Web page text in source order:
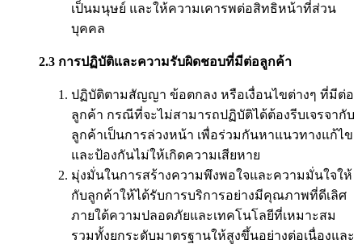
เป็นมนุษย์ และให้ความเคารพต่อสิทธิหน้าที่ส่วน
บุคคล
2.3 การปฏิบัติและความรับผิดชอบที่มีต่อลูกค้า
ปฏิบัติตามสัญญา ข้อตกลง หรือเงื่อนไขต่างๆ ที่มีต่อ
ลูกค้า กรณีที่จะไม่สามารถปฏิบัติได้ต้องรีบเจรจากับ
ลูกค้าเป็นการล่วงหน้า เพื่อร่วมกันหาแนวทางแก้ไข
และป้องกันไม่ให้เกิดความเสียหาย
มุ่งมั่นในการสร้างความพึงพอใจและความมั่นใจให้
กับลูกค้าให้ได้รับการบริการอย่างมีคุณภาพที่ดีเลิศ
ภายใต้ความปลอดภัยและเทคโนโลยีที่เหมาะสม
รวมทั้งยกระดับมาตรฐานให้สูงขึ้นอย่างต่อเนื่องและ